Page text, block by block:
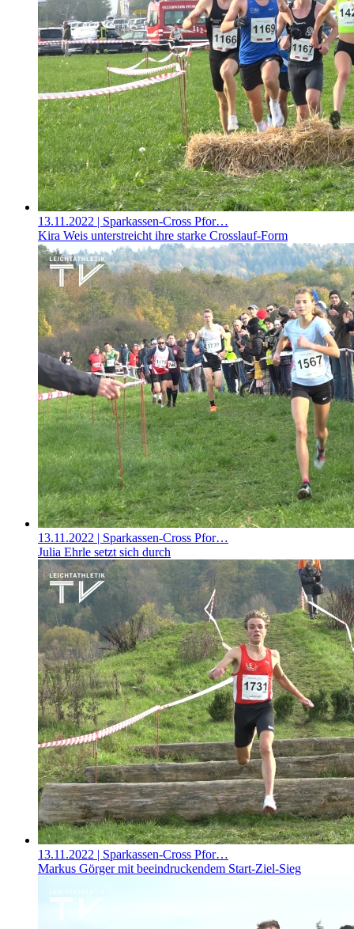
13.11.2022 | Sparkassen-Cross Pfor…
Kira Weis unterstreicht ihre starke Crosslauf-Form
13.11.2022 | Sparkassen-Cross Pfor…
Julia Ehrle setzt sich durch
13.11.2022 | Sparkassen-Cross Pfor…
Markus Görger mit beeindruckendem Start-Ziel-Sieg